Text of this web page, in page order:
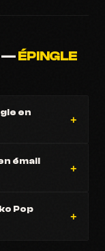
—ÉPINGLE
en
émail
Pop